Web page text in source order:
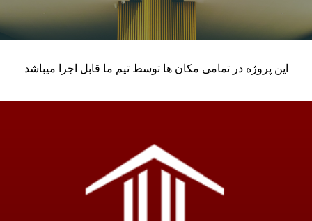
این پروژه در تمامی مکان ها توسط تیم ما قابل اجرا میباشد